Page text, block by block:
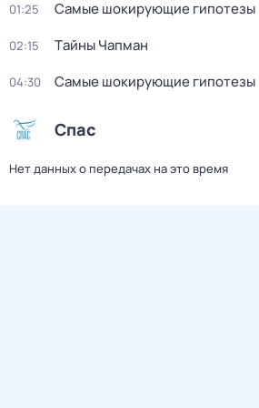
01:25 Самые шoкиpующие гипотезы
02:15 Тaйны Чапман
04:30 Самые шoкиpующие гипотезы
Спас
Нет данных о передачах на это время